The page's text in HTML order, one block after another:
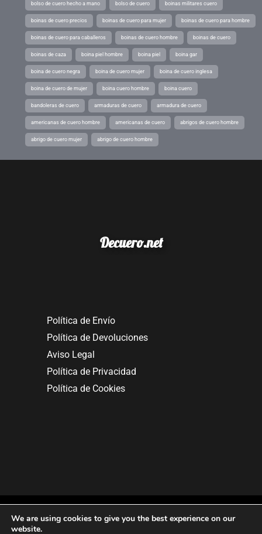
bolso de cuero hecho a mano bolso de cuero boinas militares cuero
boinas de cuero precios boinas de cuero para mujer boinas de cuero para hombre
boinas de cuero para caballeros boinas de cuero hombre boinas de cuero
boinas de caza boina piel hombre boina piel boina gar
boina de cuero negra boina de cuero mujer boina de cuero inglesa
boina de cuero de mujer boina cuero hombre boina cuero
bandoleras de cuero armaduras de cuero armadura de cuero
americanas de cuero hombre americanas de cuero abrigos de cuero hombre
abrigo de cuero mujer abrigo de cuero hombre
Decuero.net
Política de Envío
Política de Devoluciones
Aviso Legal
Política de Privacidad
Política de Cookies
We are using cookies to give you the best experience on our
website.